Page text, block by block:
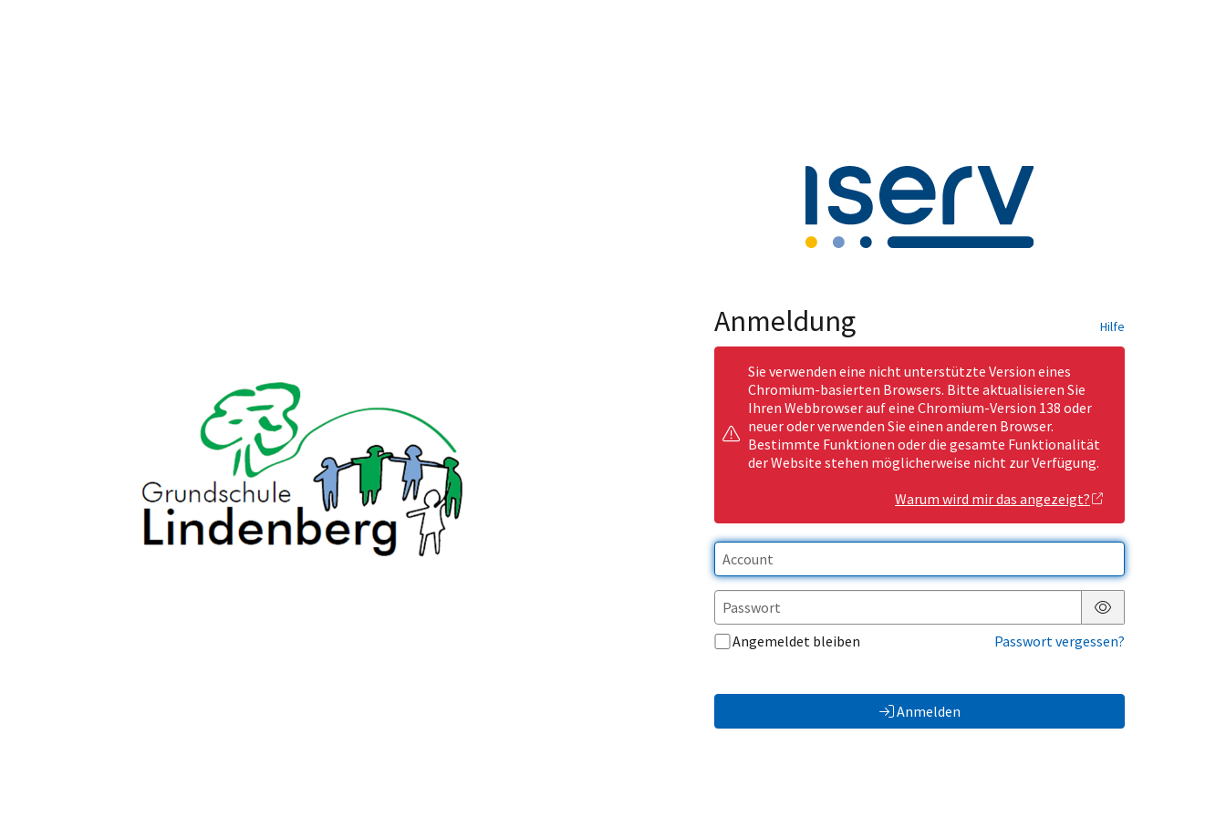
Anmeldung Hilfe
Sie verwenden eine nicht unterstützte Version eines
Chromium-basierten Browsers. Bitte aktualisieren Sie
Ihren Webbrowser auf eine Chromium-Version 138 oder
neuer oder verwenden Sie einen anderen Browser.
Bestimmte Funktionen oder die gesamte Funktionalität
der Website stehen möglicherweise nicht zur Verfügung.
Warum wird mir das angezeigt?
Passwort anzeigen
Angemeldet bleiben
Passwort vergessen?
Anmelden